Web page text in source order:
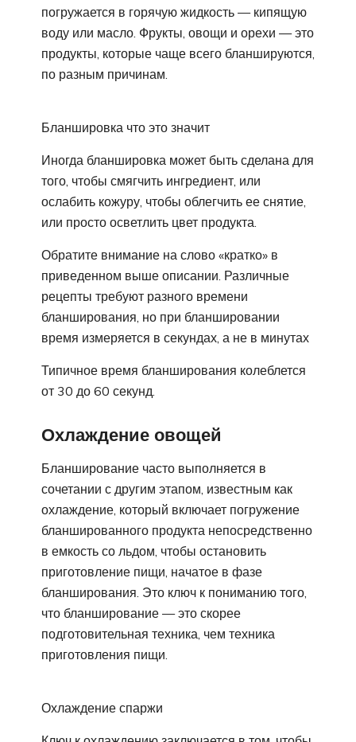
погружается в горячую жидкость — кипящую
воду или масло. Фрукты, овощи и орехи — это
продукты, которые чаще всего бланшируются,
по разным причинам.
Бланшировка что это значит
Иногда бланшировка может быть сделана для
того, чтобы смягчить ингредиент, или
ослабить кожуру, чтобы облегчить ее снятие,
или просто осветлить цвет продукта.
Обратите внимание на слово «кратко» в
приведенном выше описании. Различные
рецепты требуют разного времени
бланширования, но при бланшировании
время измеряется в секундах, а не в минутах
Типичное время бланширования колеблется
от 30 до 60 секунд.
Охлаждение овощей
Бланширование часто выполняется в
сочетании с другим этапом, известным как
охлаждение, который включает погружение
бланшированного продукта непосредственно
в емкость со льдом, чтобы остановить
приготовление пищи, начатое в фазе
бланширования. Это ключ к пониманию того,
что бланширование — это скорее
подготовительная техника, чем техника
приготовления пищи.
Охлаждение спаржи